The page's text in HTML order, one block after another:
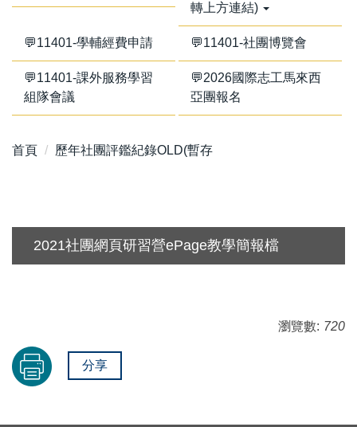
轉上方連結)
💬11401-學輔經費申請 💬11401-社團博覽會
💬11401-課外服務學習
組隊會議
💬2026國際志工馬來西
亞團報名
首頁 歷年社團評鑑紀錄OLD(暫存
2021社團網頁研習營ePage教學簡報檔
瀏覽數: 720
分享